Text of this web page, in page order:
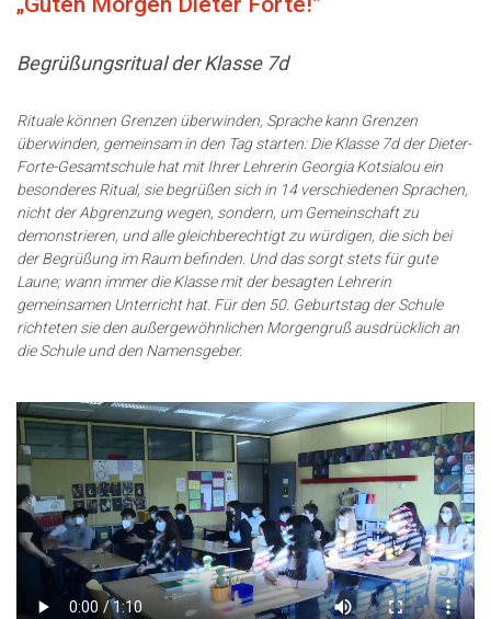
Begrüßungsritual der Klasse 7d
Rituale können Grenzen überwinden, Sprache kann Grenzen
überwinden, gemeinsam in den Tag starten: Die Klasse 7d der Dieter-
Forte-Gesamtschule hat mit Ihrer Lehrerin Georgia Kotsialou ein
besonderes Ritual, sie begrüßen sich in 14 verschiedenen Sprachen,
nicht der Abgrenzung wegen, sondern, um Gemeinschaft zu
demonstrieren, und alle gleichberechtigt zu würdigen, die sich bei
der Begrüßung im Raum befinden. Und das sorgt stets für gute
Laune; wann immer die Klasse mit der besagten Lehrerin
gemeinsamen Unterricht hat. Für den 50. Geburtstag der Schule
richteten sie den außergewöhnlichen Morgengruß ausdrücklich an
die Schule und den Namensgeber.